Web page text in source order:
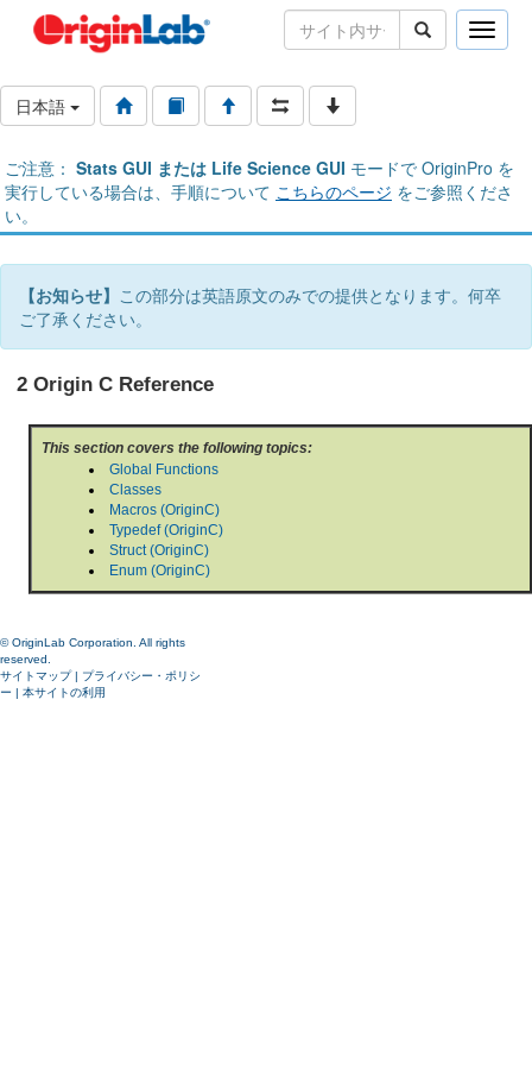
Toggle
日本語
ご注意： Stats GUI または Life Science GUI モードで OriginPro を
実行している場合は、手順について こちらのページ をご参照くださ
い。
【お知らせ】 この部分は英語原文のみでの提供となります。何卒
ご了承ください。
2 Origin C Reference
This section covers the following topics:
Global Functions
Classes
Macros (OriginC)
Typedef (OriginC)
Struct (OriginC)
Enum (OriginC)
© OriginLab Corporation. All rights
reserved.
サイトマップ| プライバシー・ポリシ
ー | 本サイトの利用